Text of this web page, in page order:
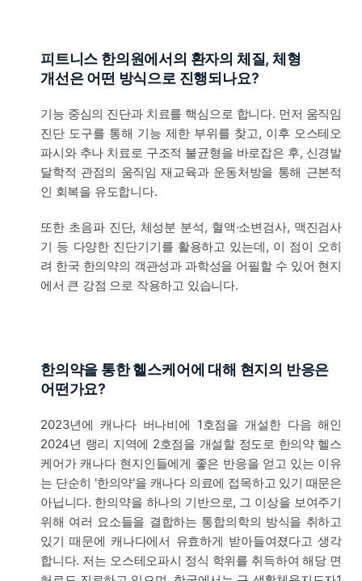
피트니스 한의원에서의 환자의 체질, 체형
개선은 어떤 방식으로 진행되나요?
기능 중심의 진단과 치료를 핵심으로 합니다. 먼저 움직임
진단 도구를 통해 기능 제한 부위를 찾고, 이후 오스테오
파시와 추나 치료로 구조적 불균형을 바로잡은 후, 신경발
달학적 관점의 움직임 재교육과 운동처방을 통해 근본적
인 회복을 유도합니다.
또한 초음파 진단, 체성분 분석, 혈액·소변검사, 맥진검사
기 등 다양한 진단기기를 활용하고 있는데, 이 점이 오히
려 한국 한의약의 객관성과 과학성을 어필할 수 있어 현지
에서 큰 강점 으로 작용하고 있습니다.
한의약을 통한 헬스케어에 대해 현지의 반응은
어떤가요?
2023년에 캐나다 버나비에 1호점을 개설한 다음 해인
2024년 랭리 지역에 2호점을 개설할 정도로 한의약 헬스
케어가 캐나다 현지인들에게 좋은 반응을 얻고 있는 이유
는 단순히 '한의약'을 캐나다 의료에 접목하고 있기 때문은
아닙니다. 한의약을 하나의 기반으로, 그 이상을 보여주기
위해 여러 요소들을 결합하는 통합의학의 방식을 취하고
있기 때문에 캐나다에서 유효하게 받아들여졌다고 생각
합니다. 저는 오스테오파시 정식 학위를 취득하여 해당 면